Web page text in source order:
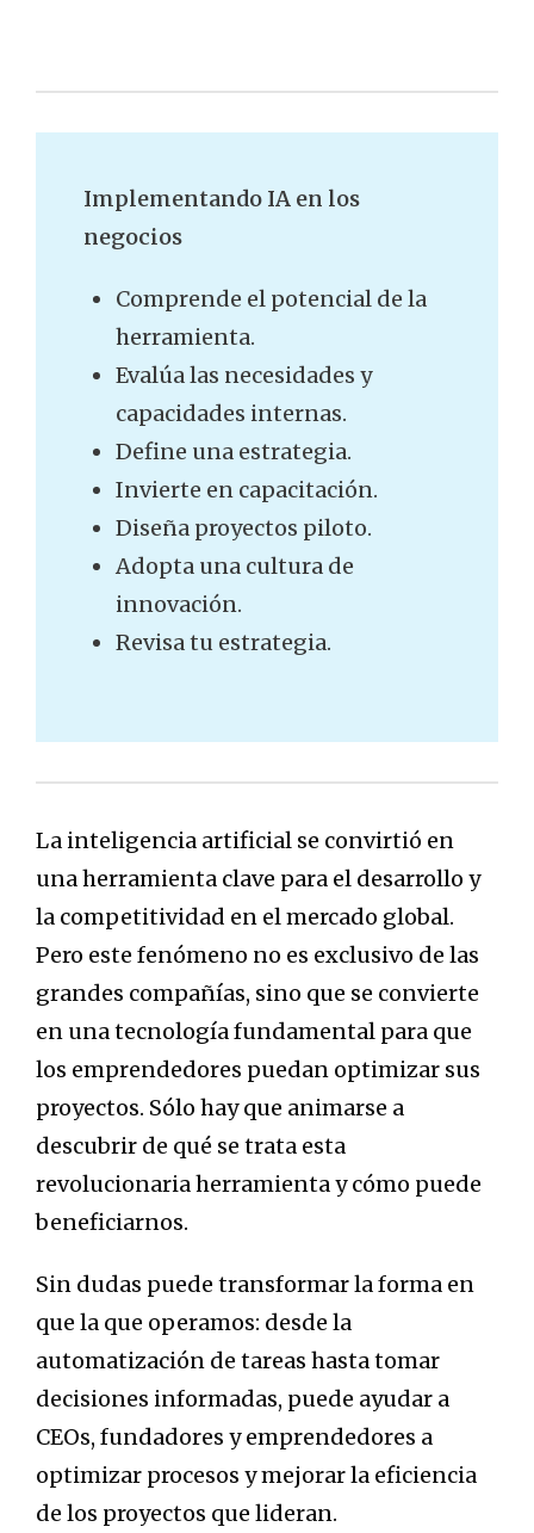
Implementando IA en los
negocios
Comprende el potencial de la
herramienta.
Evalúa las necesidades y
capacidades internas.
Define una estrategia.
Invierte en capacitación.
Diseña proyectos piloto.
Adopta una cultura de
innovación.
Revisa tu estrategia.
La inteligencia artificial se convirtió en
una herramienta clave para el desarrollo y
la competitividad en el mercado global.
Pero este fenómeno no es exclusivo de las
grandes compañías, sino que se convierte
en una tecnología fundamental para que
los emprendedores puedan optimizar sus
proyectos. Sólo hay que animarse a
descubrir de qué se trata esta
revolucionaria herramienta y cómo puede
beneficiarnos.
Sin dudas puede transformar la forma en
que la que operamos: desde la
automatización de tareas hasta tomar
decisiones informadas, puede ayudar a
CEOs, fundadores y emprendedores a
optimizar procesos y mejorar la eficiencia
de los proyectos que lideran.